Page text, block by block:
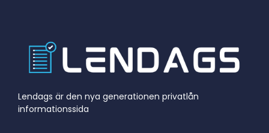
Lendags är den nya generationen privatlån
informationssida